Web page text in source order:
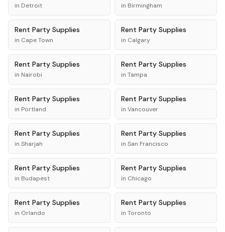
in Detroit in Birmingham
Rent Party Supplies
in Cape Town
Rent Party Supplies
in Calgary
Rent Party Supplies
in Nairobi
Rent Party Supplies
in Tampa
Rent Party Supplies
in Portland
Rent Party Supplies
in Vancouver
Rent Party Supplies
in Sharjah
Rent Party Supplies
in San Francisco
Rent Party Supplies
in Budapest
Rent Party Supplies
in Chicago
Rent Party Supplies
in Orlando
Rent Party Supplies
in Toronto